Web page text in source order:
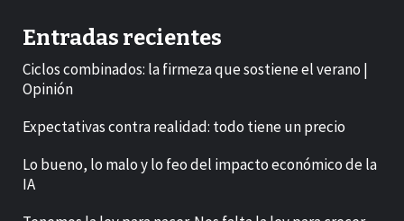
Entradas recientes
Ciclos combinados: la firmeza que sostiene el verano |
Opinión
Expectativas contra realidad: todo tiene un precio
Lo bueno, lo malo y lo feo del impacto económico de la
IA